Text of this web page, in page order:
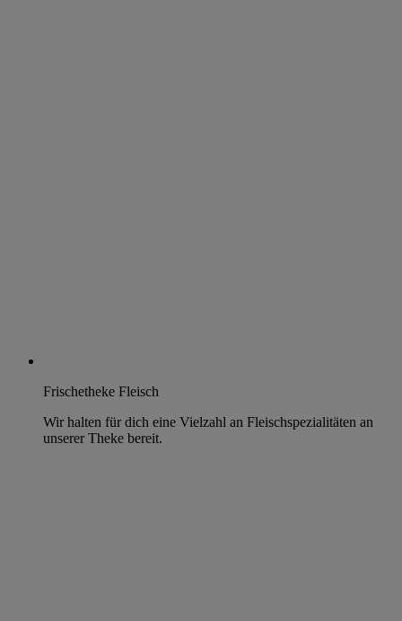
Frischetheke Fleisch
Wir halten für dich eine Vielzahl an Fleischspezialitäten an
unserer Theke bereit.